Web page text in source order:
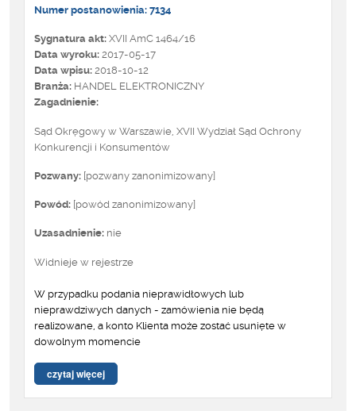
Numer postanowienia: 7134
Sygnatura akt: XVII AmC 1464/16
Data wyroku: 2017-05-17
Data wpisu: 2018-10-12
Branża: HANDEL ELEKTRONICZNY
Zagadnienie:
Sąd Okręgowy w Warszawie, XVII Wydział Sąd Ochrony
Konkurencji i Konsumentów
Pozwany: [pozwany zanonimizowany]
Powód: [powód zanonimizowany]
Uzasadnienie: nie
Widnieje w rejestrze
W przypadku podania nieprawidłowych lub
nieprawdziwych danych - zamówienia nie będą
realizowane, a konto Klienta może zostać usunięte w
dowolnym momencie
czytaj więcej